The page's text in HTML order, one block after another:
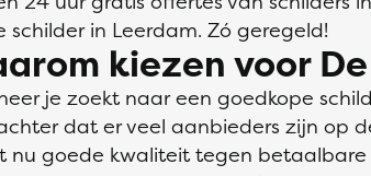
schilder in Leerdam. Zó geregeld!
kiezen voor
je zoekt naar een goedkope
dat er veel aanbieders zijn op
nu goede kwaliteit tegen